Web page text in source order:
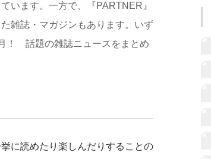
います。一方で、『PARTNER』
雑誌・マガジンもあります。いず
！ 話題の雑誌ニュースをまとめ
に読めたり楽しんだりすることの